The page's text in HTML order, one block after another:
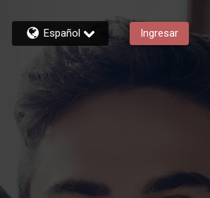
Español Ingresar